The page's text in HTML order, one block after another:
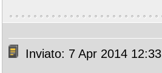
Inviato: 7 Apr 2014 12:33